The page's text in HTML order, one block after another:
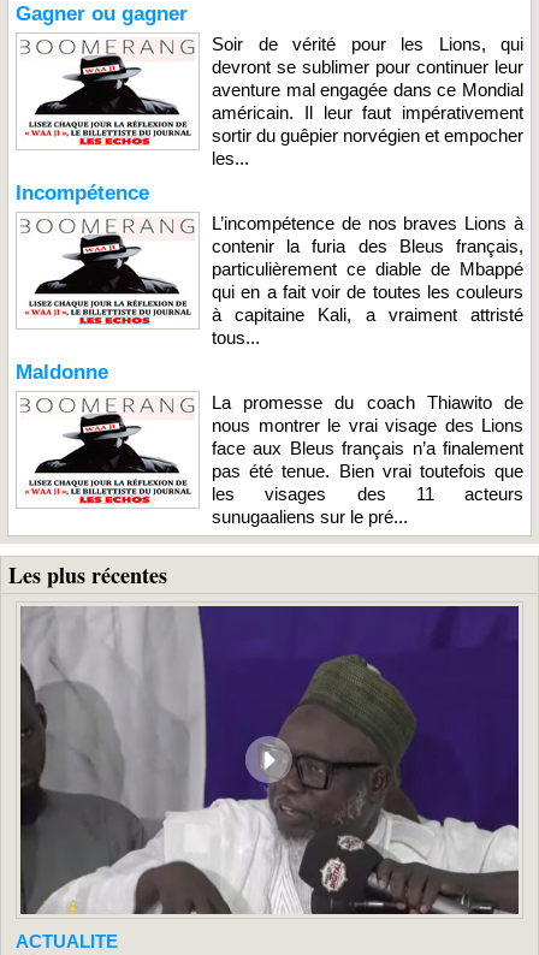
Gagner ou gagner
Soir de vérité pour les Lions, qui
devront se sublimer pour continuer leur
aventure mal engagée dans ce Mondial
américain. Il leur faut impérativement
sortir du guêpier norvégien et empocher
les...
Incompétence
L’incompétence de nos braves Lions à
contenir la furia des Bleus français,
particulièrement ce diable de Mbappé
qui en a fait voir de toutes les couleurs
à capitaine Kali, a vraiment attristé
tous...
Maldonne
La promesse du coach Thiawito de
nous montrer le vrai visage des Lions
face aux Bleus français n’a finalement
pas été tenue. Bien vrai toutefois que
les visages des 11 acteurs
sunugaaliens sur le pré...
Les plus récentes
ACTUALITE